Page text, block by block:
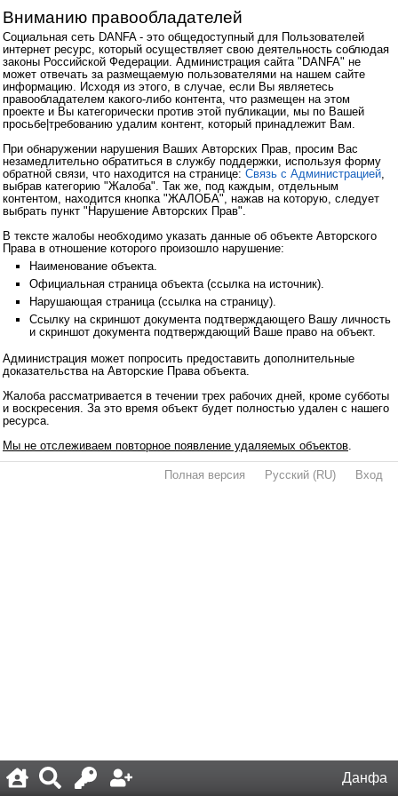
Данфа
Вниманию правообладателей
Социальная сеть DANFA - это общедоступный для Пользователей
интернет ресурс, который осуществляет свою деятельность соблюдая
законы Российской Федерации. Администрация сайта "DANFA" не
может отвечать за размещаемую пользователями на нашем сайте
информацию. Исходя из этого, в случае, если Вы являетесь
правообладателем какого-либо контента, что размещен на этом
проекте и Вы категорически против этой публикации, мы по Вашей
просьбе|требованию удалим контент, который принадлежит Вам.
При обнаружении нарушения Ваших Авторских Прав, просим Вас
незамедлительно обратиться в службу поддержки, используя форму
обратной связи, что находится на странице: Связь с Администрацией,
выбрав категорию "Жалоба". Так же, под каждым, отдельным
контентом, находится кнопка "ЖАЛОБА", нажав на которую, следует
выбрать пункт "Нарушение Авторских Прав".
В тексте жалобы необходимо указать данные об объекте Авторского
Права в отношение которого произошло нарушение:
Наименование объекта.
Официальная страница объекта (ссылка на источник).
Нарушающая страница (ссылка на страницу).
Ссылку на скриншот документа подтверждающего Вашу личность
и скриншот документа подтверждающий Ваше право на объект.
Администрация может попросить предоставить дополнительные
доказательства на Авторские Права объекта.
Жалоба рассматривается в течении трех рабочих дней, кроме субботы
и воскресения. За это время объект будет полностью удален с нашего
ресурса.
Мы не отслеживаем повторное появление удаляемых объектов.
Полная версия Русский (RU) Вход